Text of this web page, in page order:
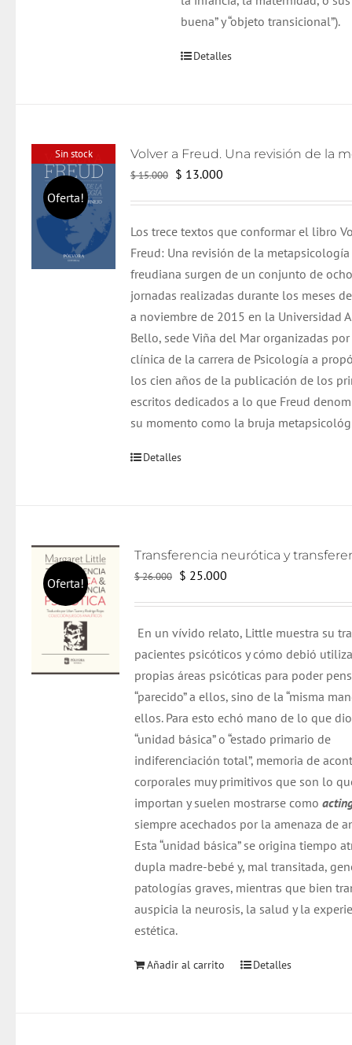
buena” y “objeto transicional”).
Detalles
Sin stock
Oferta!
$15.000
El
era:
$ 15.000.
$ 13.000El
es:
$ 13.000.
Los trece textos que conformar el libro
Freud: Una revisión de la metapsicología
freudiana surgen de un conjunto de ocho
jornadas realizadas durante los meses
a noviembre de 2015 en la Universidad
Bello, sede Viña del Mar organizadas
clínica de la carrera de Psicología a
los cien años de la publicación de los
escritos dedicados a lo que Freud
su momento como la bruja
Detalles
Oferta! $26.000 El
era:
$ 26.000.
$ 25.000El
es:
$ 25.000.
En un vívido relato, Little muestra su
pacientes psicóticos y cómo debió
propias áreas psicóticas para poder
“parecido” a ellos, sino de la “misma
ellos. Para esto echó mano de lo que
“unidad básica” o “estado primario de
indiferenciación total”, memoria de
corporales muy primitivos que son lo
importan y suelen mostrarse como
siempre acechados por la amenaza de
Esta “unidad básica” se origina tiempo
dupla madre-bebé y, mal transitada,
patologías graves, mientras que bien
auspicia la neurosis, la salud y la
estética.
Añadir al carrito Detalles